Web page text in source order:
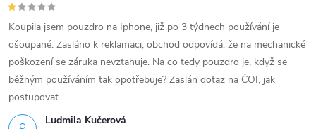
Ludmila Kučerová
Koupila jsem pouzdro na Iphone, již po 3 týdnech používání je
ošoupané. Zasláno k reklamaci, obchod odpovídá, že na mechanické
poškození se záruka nevztahuje. Na co tedy pouzdro je, když se
běžným používáním tak opotřebuje? Zaslán dotaz na ČOI, jak
postupovat.